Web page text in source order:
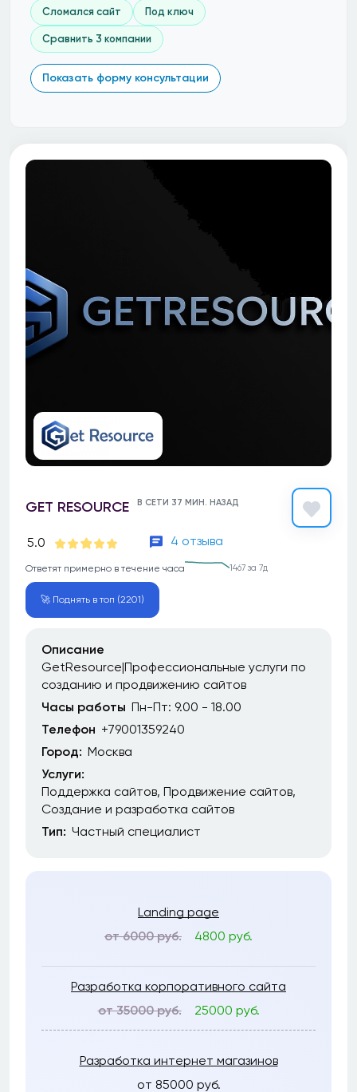
Сломался сайт Под ключ
Сравнить 3 компании
Показать форму консультации
GET RESOURCE В СЕТИ 37 МИН. НАЗАД
5.0 4 отзыва
Ответят примерно в течение часа 1467 за 7д
🚀 Поднять в топ (2201)
Описание
GetResource|Профессиональные услуги по
созданию и продвижению сайтов
Часы работы Пн-Пт: 9.00 - 18.00
Телефон +79001359240
Город: Москва
Услуги:
Поддержка сайтов Продвижение сайтов
Создание и разработка сайтов
Тип: Частный специалист
Landing page
от 6000 руб.
4800 руб.
Разработка корпоративного сайта
от 35000 руб.
25000 руб.
Разработка интернет магазинов
от 85000 руб.